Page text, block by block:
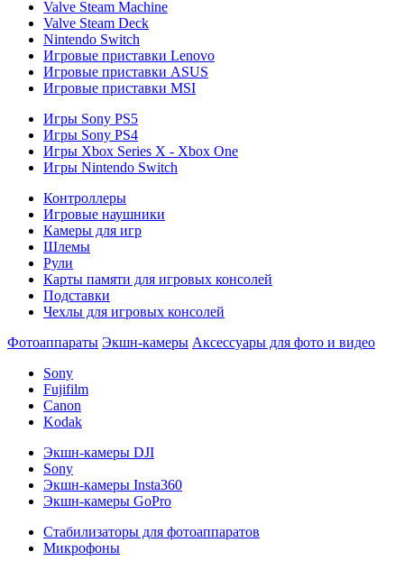
Valve Steam Machine
Valve Steam Deck
Nintendo Switch
Игровые приставки Lenovo
Игровые приставки ASUS
Игровые приставки MSI
Игры Sony PS5
Игры Sony PS4
Игры Xbox Series X - Xbox One
Игры Nintendo Switch
Контроллеры
Игровые наушники
Камеры для игр
Шлемы
Рули
Карты памяти для игровых консолей
Подставки
Чехлы для игровых консолей
Фотоаппараты Экшн-камеры Аксессуары для фото и видео
Sony
Fujifilm
Canon
Kodak
Экшн-камеры DJI
Sony
Экшн-камеры Insta360
Экшн-камеры GoPro
Стабилизаторы для фотоаппаратов
Микрофоны